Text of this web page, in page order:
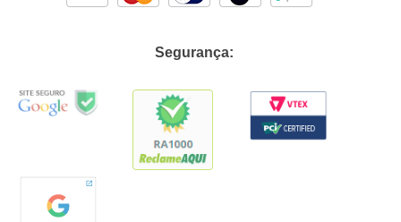
Segurança: